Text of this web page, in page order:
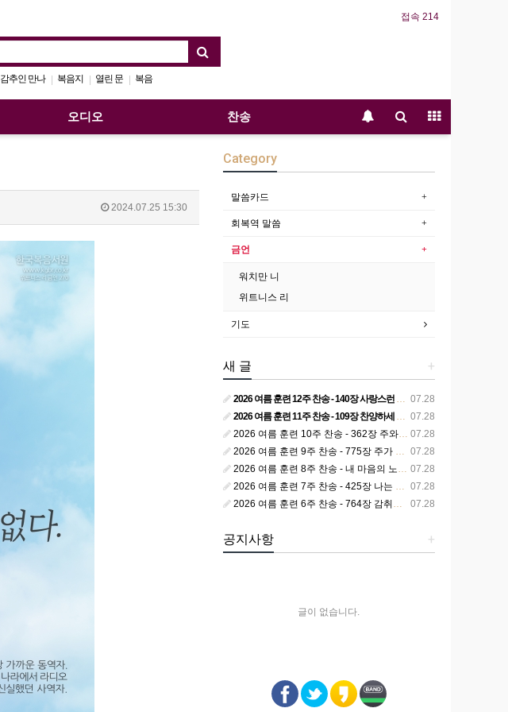
접속 214
감추인 만나 | 복음지 | 열린 문 | 복음
오디오 찬송
2024.07.25 15:30
Category
말씀카드
회복역 말씀
금언
워치만 니
위트니스 리
기도
+
새 글
07.28
2026 여름 훈련 12주 찬송 - 140장 사랑스런 나의 신랑
07.28
2026 여름 훈련 11주 찬송 - 109장 찬양하세 주의 승리
07.28
2026 여름 훈련 10주 찬송 - 362장 주와 함께 못 박혀서
07.28
2026 여름 훈련 9주 찬송 - 775장 주가 구속하신 백성
07.28
2026 여름 훈련 8주 찬송 - 내 마음의 노래 393장 참 영광스런 우리 왕
07.28
2026 여름 훈련 7주 찬송 - 425장 나는 피조된 그릇
07.28
2026 여름 훈련 6주 찬송 - 764장 감취었던 비밀 나타났으니
+
공지사항
글이 없습니다.